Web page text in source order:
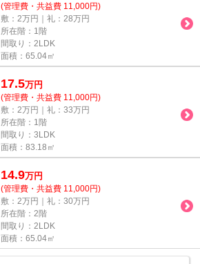
(管理費・共益費 11,000円)
敷：2万円｜礼：28万円
所在階：1階
間取り：2LDK
面積：65.04㎡
17.5万円
(管理費・共益費 11,000円)
敷：2万円｜礼：33万円
所在階：1階
間取り：3LDK
面積：83.18㎡
14.9万円
(管理費・共益費 11,000円)
敷：2万円｜礼：30万円
所在階：2階
間取り：2LDK
面積：65.04㎡